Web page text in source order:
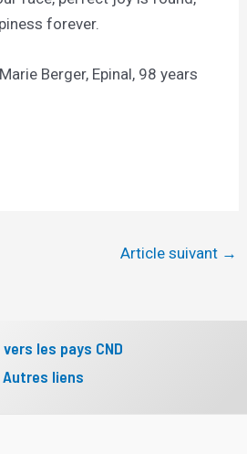
forever.
Berger, Epinal, 98 years
Article suivant →
les pays CND
Autres liens